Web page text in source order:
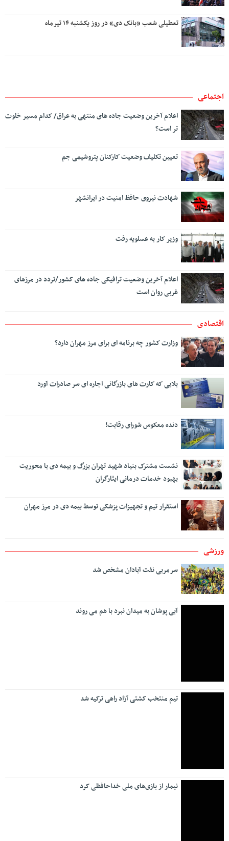
تعطیلی شعب «بانک دی» در روز یکشنبه ۱۴ تیرماه
اجتماعی
اعلام آخرین وضعیت جاده های منتهی به عراق/ کدام مسیر خلوت
تر است؟
تعیین تکلیف وضعیت کارکنان پتروشیمی جم
شهادت نیروی حافظ امنیت در ایرانشهر
وزیر کار به عسلویه رفت
اعلام آخرین وضعیت ترافیکی جاده های کشور/تردد در مرزهای
غربی روان است
اقتصادی
وزارت کشور چه برنامه ای برای مرز مهران دارد؟
بلایی که کارت های بازرگانی اجاره ای سر صادرات آورد
دنده معکوس شورای رقابت!
نشست مشترک بنیاد شهید تهران بزرگ و بیمه دی با محوریت
بهبود خدمات درمانی ایثارگران
استقرار تیم و تجهیزات پزشکی توسط بیمه دی در مرز مهران
ورزشی
سرمربی نفت آبادان مشخص شد
آبی پوشان به میدان نبرد با هم می روند
تیم منتخب کشتی آزاد راهی ترکیه شد
نیمار از بازی‌های ملی خداحافظی کرد